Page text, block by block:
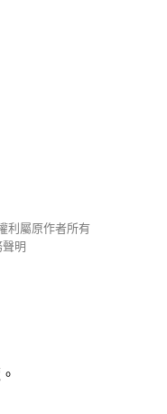
利屬原作者所有
聲明